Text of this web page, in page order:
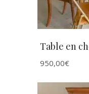
Table en
950,00€